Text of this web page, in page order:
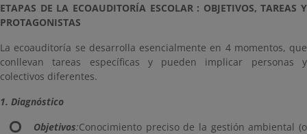
ETAPAS DE LA ECOAUDITORÍA ESCOLAR : OBJETIVOS, TAREAS Y
PROTAGONISTAS
La ecoauditoría se desarrolla esencialmente en 4 momentos, que
conllevan tareas específicas y pueden implicar personas y
colectivos diferentes.
1. Diagnóstico
Objetivos:Conocimiento preciso de la gestión ambiental (o